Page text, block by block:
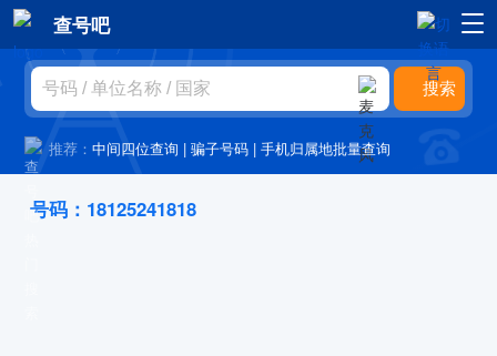
查号吧
推荐：中间四位查询 |骗子号码 |手机归属地批量查询
号码：18125241818